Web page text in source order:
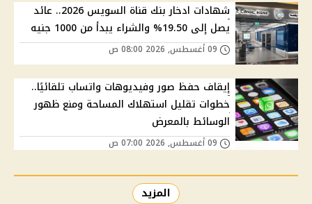
شهادات ادخار بنك قناة السويس 2026.. عائد
يصل إلى 19.50% والشراء يبدأ من 1000 جنيه
إيقاف حفظ صور وفيديوهات واتساب تلقائيًا..
خطوات تقليل استهلاك المساحة ومنع ظهور
الوسائط بالمعرض
المزيد